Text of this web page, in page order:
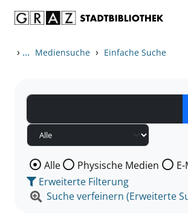
› ... Mediensuche › Einfache Suche
Wählen Sie die Medienart nach
Alle Physische Medien
Erweiterte Filterung
Suche verfeinern (Erweiterte